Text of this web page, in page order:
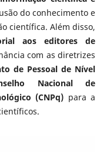
do conhecimento e
científica. Além disso,
aos editores de
com as diretrizes
de Pessoal de Nível
Nacional de
(CNPq) para a